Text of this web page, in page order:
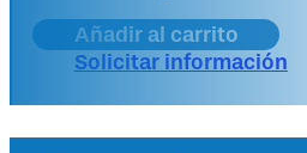
Añadir al carrito
Solicitar información